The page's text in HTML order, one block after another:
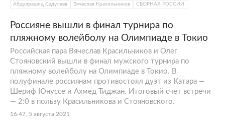
Абдулрашид Садулаев Вячеслав Красильников СБОРНАЯ РОССИИ
Россияне вышли в финал турнира по
пляжному волейболу на Олимпиаде в Токио
Российская пара Вячеслав Красильников и Олег
Стояновский вышли в финал мужского турнира по
пляжному волейболу на Олимпиаде в Токио. В
полуфинале россиянам противостоял дуэт из Катара —
Шериф Юнуссе и Ахмед Тиджан. Итоговый счет встречи
— 2:0 в пользу Красильникова и Стояновского.
16:47, 5 августа 2021